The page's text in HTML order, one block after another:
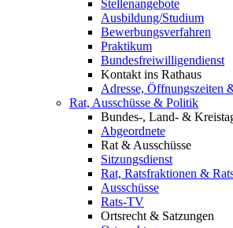
Stellenangebote
Ausbildung/Studium
Bewerbungsverfahren
Praktikum
Bundesfreiwilligendienst
Kontakt ins Rathaus
Adresse, Öffnungszeiten
Rat, Ausschüsse & Politik
Bundes-, Land- &
Abgeordnete
Rat & Ausschüsse
Sitzungsdienst
Rat, Ratsfraktionen &
Ausschüsse
Rats-TV
Ortsrecht & Satzungen